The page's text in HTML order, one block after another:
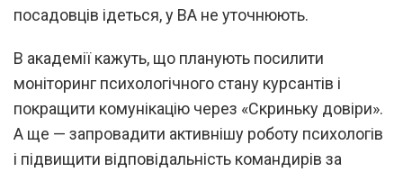
посадовців ідеться, у ВА не уточнюють.
В академії кажуть, що планують посилити
моніторинг психологічного стану курсантів і
покращити комунікацію через «Скриньку довіри».
А ще — запровадити активнішу роботу психологів
і підвищити відповідальність командирів за